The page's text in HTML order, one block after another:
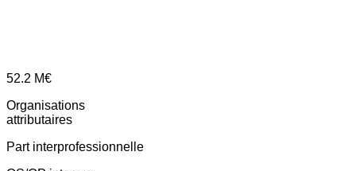
52.2 M€
Organisations
attributaires
Part interprofessionnelle